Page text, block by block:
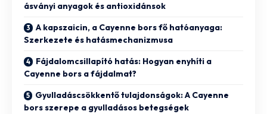
ásványi anyagok és antioxidánsok
A kapszaicin, a Cayenne bors fő hatóanyaga:
Szerkezete és hatásmechanizmusa
Fájdalomcsillapító hatás: Hogyan enyhíti a
Cayenne bors a fájdalmat?
Gyulladáscsökkentő tulajdonságok: A Cayenne
bors szerepe a gyulladásos betegségek